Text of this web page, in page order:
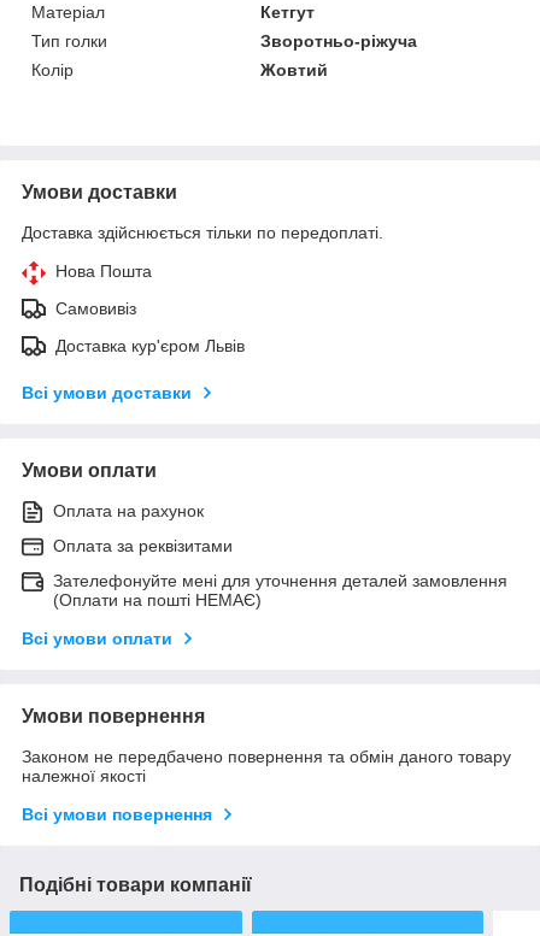
Матеріал
Кетгут
Тип голки
Зворотньо-ріжуча
Колір
Жовтий
Умови доставки
Доставка здійснюється тільки по передоплаті.
Нова Пошта
Самовивіз
Доставка кур'єром Львів
Всі умови доставки
Умови оплати
Оплата на рахунок
Оплата за реквізитами
Зателефонуйте мені для уточнення деталей замовлення
(Оплати на пошті НЕМАЄ)
Всі умови оплати
Умови повернення
Законом не передбачено повернення та обмін даного товару
належної якості
Всі умови повернення
Подібні товари компанії